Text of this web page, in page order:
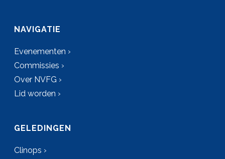
NAVIGATIE
Evenementen ›
Commissies ›
Over NVFG ›
Lid worden ›
GELEDINGEN
Clinops ›